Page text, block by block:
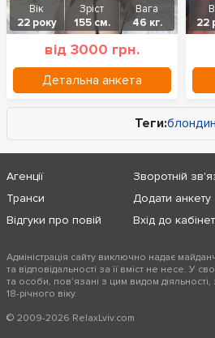
Вік
22 року
Зріст
155 см.
Вага
46 кг.
від 3000 грн.
Детальна анкета
22
Теги:
Агенції
Транси
Відгуки про повій
Зворотній
Додати анкету
Вхід до
Адміністрація сайту виключно надає
та відповідальності за її вміст не несе. У
та особи, пов'язані з цим видом
18-річного віку.
© 2009-2026 RelaxLviv.com